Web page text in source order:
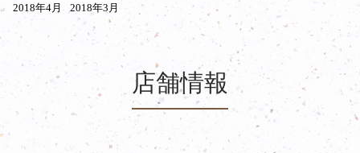
2018年4月
2018年3月
店舗情報